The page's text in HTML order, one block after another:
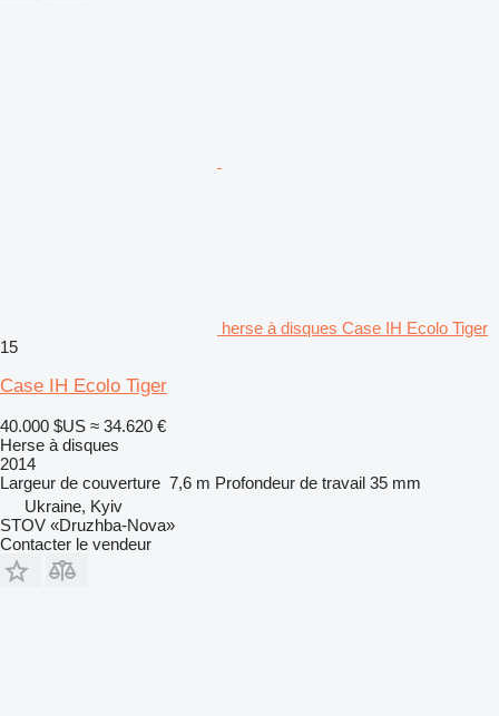
herse à disques Case IH Ecolo Tiger
15
Case IH Ecolo Tiger
40.000 $US ≈ 34.620 €
Herse à disques
2014
Largeur de couverture 7,6 m Profondeur de travail 35 mm
Ukraine, Kyiv
STOV «Druzhba-Nova»
Contacter le vendeur